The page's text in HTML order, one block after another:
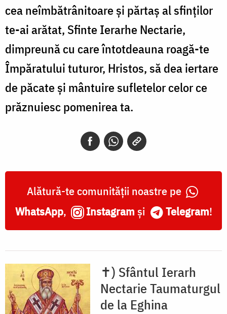
cea neîmbătrânitoare şi părtaş al sfinţilor
te-ai arătat, Sfinte Ierarhe Nectarie,
dimpreună cu care întotdeauna roagă-te
Împăratului tuturor, Hristos, să dea iertare
de păcate şi mântuire sufletelor celor ce
prăznuiesc pomenirea ta.
Alătură-te comunității noastre pe
WhatsApp, Instagram și Telegram!
✝) Sfântul Ierarh
Nectarie Taumaturgul
de la Eghina